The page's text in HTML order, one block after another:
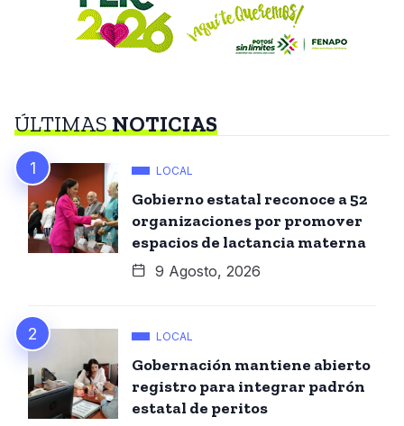
ÚLTIMASNOTICIAS
LOCAL
Gobierno estatal reconoce a 52
organizaciones por promover
espacios de lactancia materna
9 Agosto, 2026
LOCAL
Gobernación mantiene abierto
registro para integrar padrón
estatal de peritos